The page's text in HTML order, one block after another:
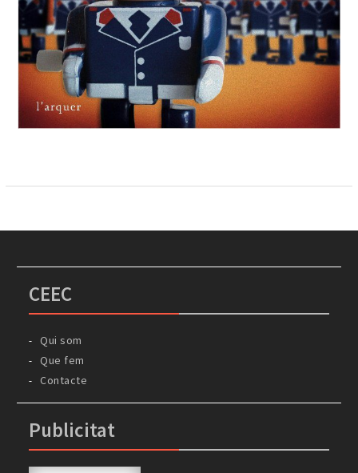
CEEC
Qui som
Que fem
Contacte
Publicitat